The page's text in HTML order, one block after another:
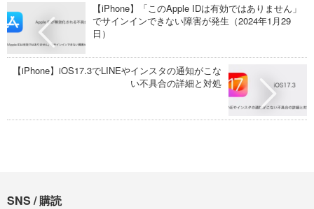
【iPhone】「このApple IDは有効ではありません」
でサインインできない障害が発生（2024年1月29
日）
【iPhone】iOS17.3でLINEやインスタの通知がこな
い不具合の詳細と対処
SNS / 購読